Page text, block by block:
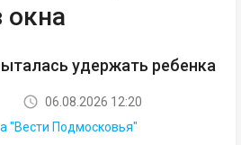
окна
удержать ребенка
06.08.2026 12:20
"Вести Подмосковья"